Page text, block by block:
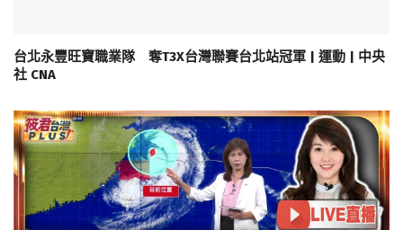
台北永豐旺寶職業隊 奪T3X台灣聯賽台北站冠軍 | 運動 | 中央
社 CNA